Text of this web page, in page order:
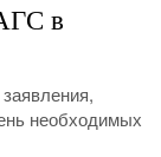
в
необходимых